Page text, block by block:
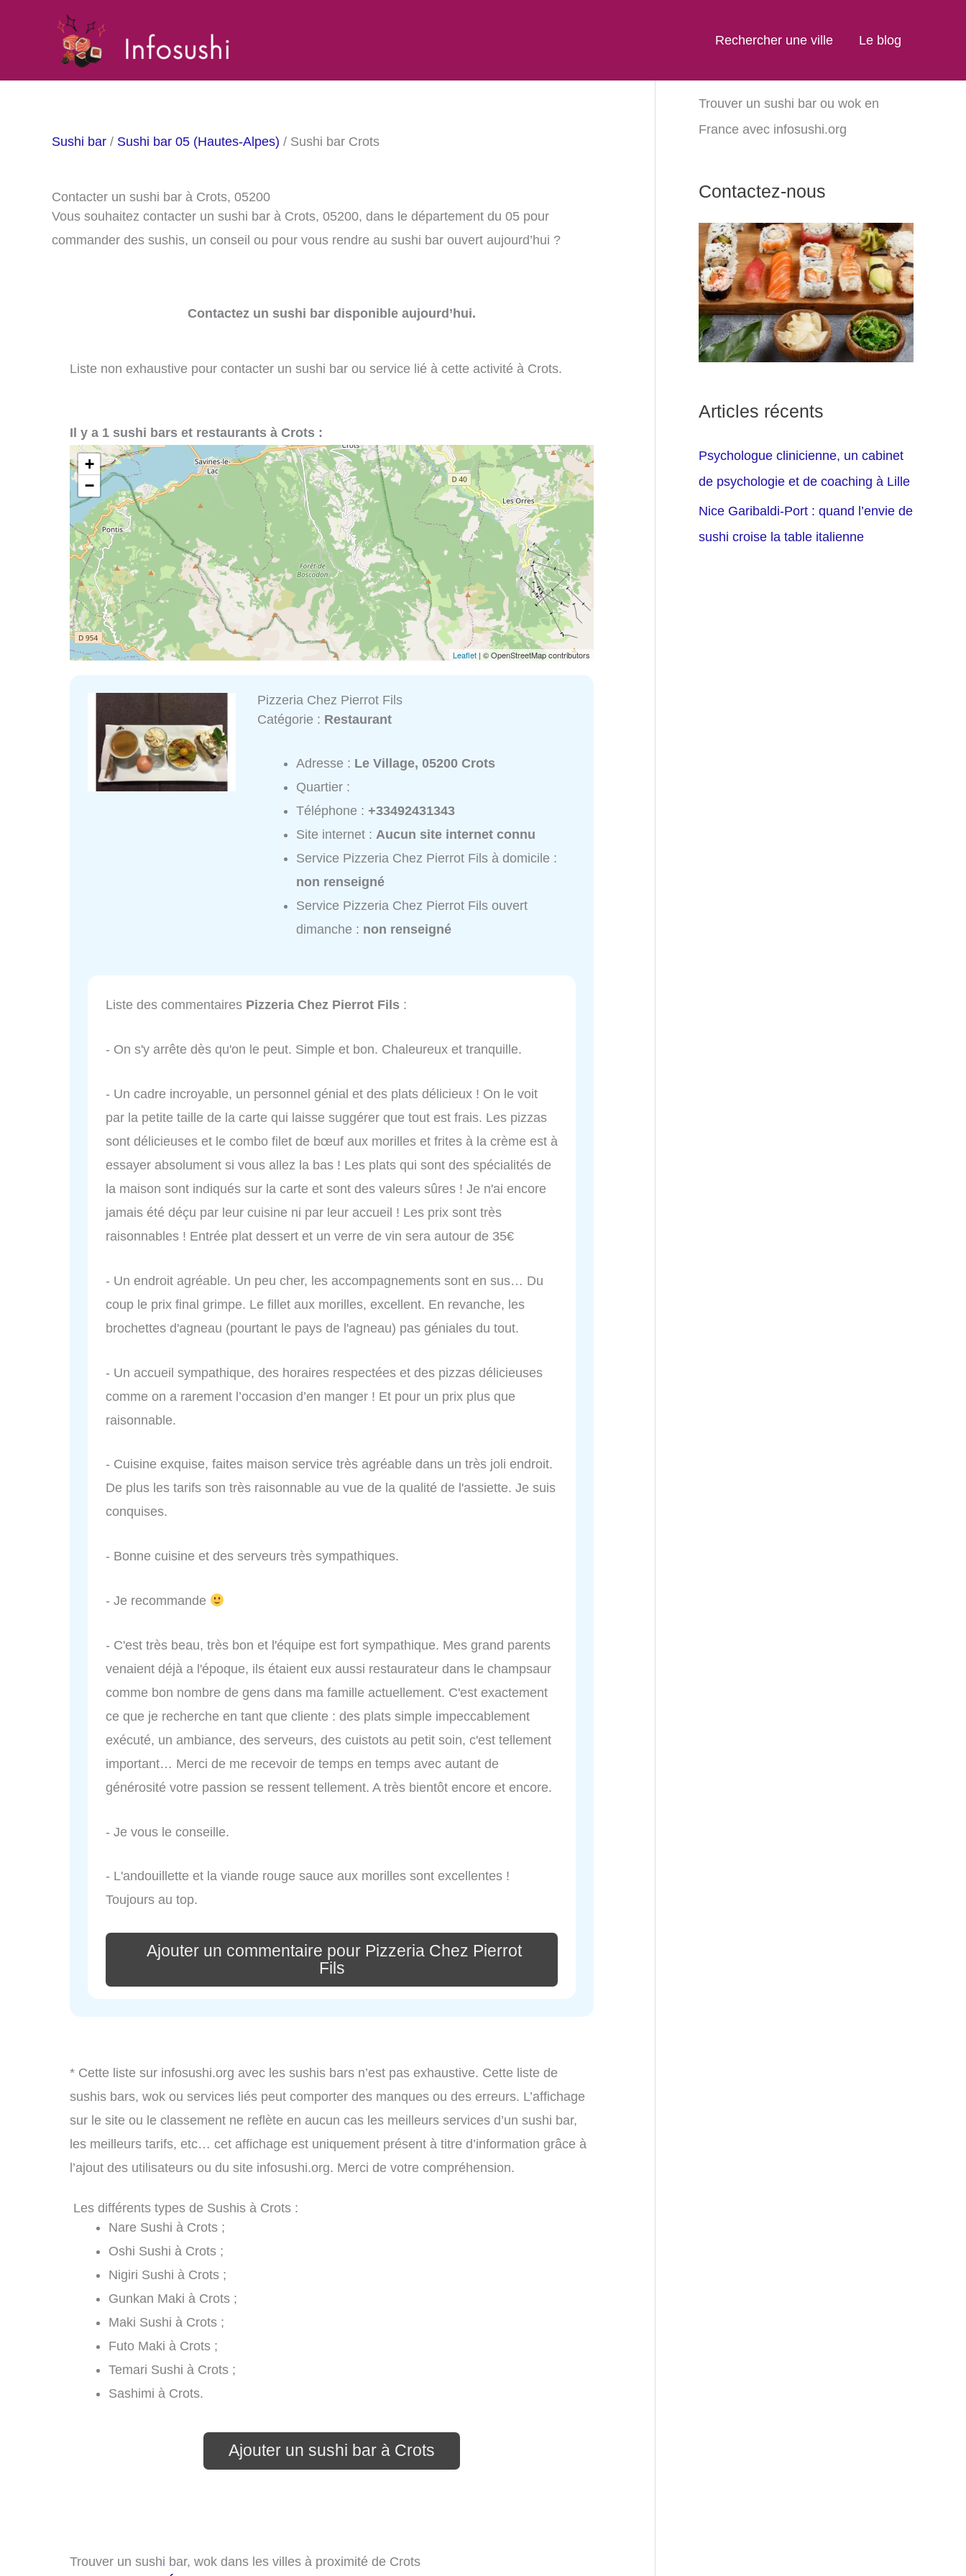
Rechercher une ville Le blog
Sushi bar / Sushi bar 05 (Hautes-Alpes) / Sushi bar Crots
Contacter un sushi bar à Crots, 05200
Vous souhaitez contacter un sushi bar à Crots, 05200, dans le département du 05 pour
commander des sushis, un conseil ou pour vous rendre au sushi bar ouvert aujourd’hui ?
Contactez un sushi bar disponible aujourd’hui.
Liste non exhaustive pour contacter un sushi bar ou service lié à cette activité à Crots.
Il y a 1 sushi bars et restaurants à Crots :
+
−
Leaflet | © OpenStreetMap contributors
Pizzeria Chez Pierrot Fils
Catégorie : Restaurant
Adresse : Le Village, 05200 Crots
Quartier :
Téléphone :+33492431343
Site internet :Aucun site internet connu
Service Pizzeria Chez Pierrot Fils à domicile :
non renseigné
Service Pizzeria Chez Pierrot Fils ouvert
dimanche : non renseigné
Liste des commentaires Pizzeria Chez Pierrot Fils :
- On s'y arrête dès qu'on le peut. Simple et bon. Chaleureux et tranquille.
- Un cadre incroyable, un personnel génial et des plats délicieux ! On le voit
par la petite taille de la carte qui laisse suggérer que tout est frais. Les pizzas
sont délicieuses et le combo filet de bœuf aux morilles et frites à la crème est à
essayer absolument si vous allez la bas ! Les plats qui sont des spécialités de
la maison sont indiqués sur la carte et sont des valeurs sûres ! Je n'ai encore
jamais été déçu par leur cuisine ni par leur accueil ! Les prix sont très
raisonnables ! Entrée plat dessert et un verre de vin sera autour de 35€
- Un endroit agréable. Un peu cher, les accompagnements sont en sus… Du
coup le prix final grimpe. Le fillet aux morilles, excellent. En revanche, les
brochettes d'agneau (pourtant le pays de l'agneau) pas géniales du tout.
- Un accueil sympathique, des horaires respectées et des pizzas délicieuses
comme on a rarement l’occasion d’en manger ! Et pour un prix plus que
raisonnable.
- Cuisine exquise, faites maison service très agréable dans un très joli endroit.
De plus les tarifs son très raisonnable au vue de la qualité de l'assiette. Je suis
conquises.
- Bonne cuisine et des serveurs très sympathiques.
- Je recommande
- C'est très beau, très bon et l'équipe est fort sympathique. Mes grand parents
venaient déjà a l'époque, ils étaient eux aussi restaurateur dans le champsaur
comme bon nombre de gens dans ma famille actuellement. C'est exactement
ce que je recherche en tant que cliente : des plats simple impeccablement
exécuté, un ambiance, des serveurs, des cuistots au petit soin, c'est tellement
important… Merci de me recevoir de temps en temps avec autant de
générosité votre passion se ressent tellement. A très bientôt encore et encore.
- Je vous le conseille.
- L'andouillette et la viande rouge sauce aux morilles sont excellentes !
Toujours au top.
Ajouter un commentaire pour Pizzeria Chez Pierrot
Fils
* Cette liste sur infosushi.org avec les sushis bars n’est pas exhaustive. Cette liste de
sushis bars, wok ou services liés peut comporter des manques ou des erreurs. L’affichage
sur le site ou le classement ne reflète en aucun cas les meilleurs services d’un sushi bar,
les meilleurs tarifs, etc… cet affichage est uniquement présent à titre d’information grâce à
l’ajout des utilisateurs ou du site infosushi.org. Merci de votre compréhension.
Les différents types de Sushis à Crots :
Nare Sushi à Crots ;
Oshi Sushi à Crots ;
Nigiri Sushi à Crots ;
Gunkan Maki à Crots ;
Maki Sushi à Crots ;
Futo Maki à Crots ;
Temari Sushi à Crots ;
Sashimi à Crots.
Ajouter un sushi bar à Crots
Trouver un sushi bar, wok dans les villes à proximité de Crots
Trouver un sushi bar ou wok en
France avec infosushi.org
Contactez-nous
Articles récents
Psychologue clinicienne, un cabinet
de psychologie et de coaching à Lille
Nice Garibaldi-Port : quand l’envie de
sushi croise la table italienne